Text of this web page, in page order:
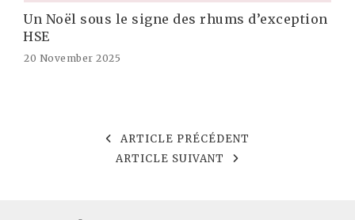
Un Noël sous le signe des rhums d’exception
HSE
20 November 2025
ARTICLE PRÉCÉDENT
ARTICLE SUIVANT